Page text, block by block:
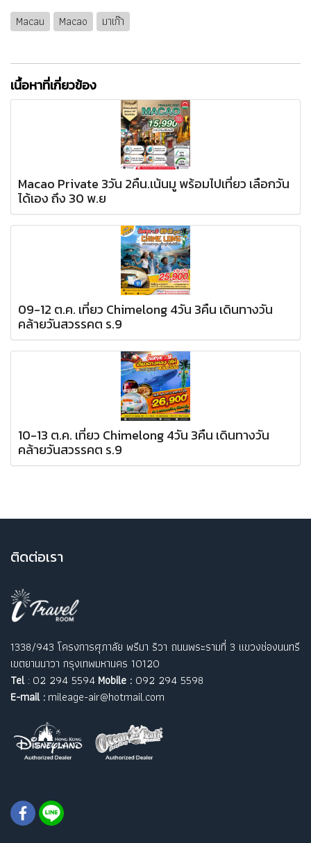
Macau Macao มาเก๊า
เนื้อหาที่เกี่ยวข้อง
Macao Private 3วัน 2คืน.เน้นมู พร้อมไปเที่ยว เลือกวัน
ได้เอง ถึง 30 พ.ย
09-12 ต.ค. เที่ยว Chimelong 4วัน 3คืน เดินทางวัน
คล้ายวันสวรรคต ร.9
10-13 ต.ค. เที่ยว Chimelong 4วัน 3คืน เดินทางวัน
คล้ายวันสวรรคต ร.9
ติดต่อเรา
1338/943 โครงการศุภาลัย พรีมา ริวา ถนนพระรามที่ 3 แขวงช่องนนทรี
เขตยานนาวา กรุงเทพมหานคร 10120
Tel: 02 294 5594 Mobile : 092 294 5598
E-mail : mileage-air@hotmail.com